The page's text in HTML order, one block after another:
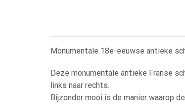
Monumentale 18e-eeuwse antieke
Deze monumentale antieke Franse
links naar rechts.
Bijzonder mooi is de manier waarop